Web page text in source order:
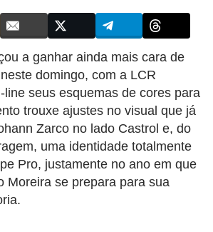
a ganhar ainda mais cara de
domingo, com a LCR
line seus esquemas de cores para
trouxe ajustes no visual que já
Zarco no lado Castrol e, do
uma identidade totalmente
Pro, justamente no ano em que
Moreira se prepara para sua